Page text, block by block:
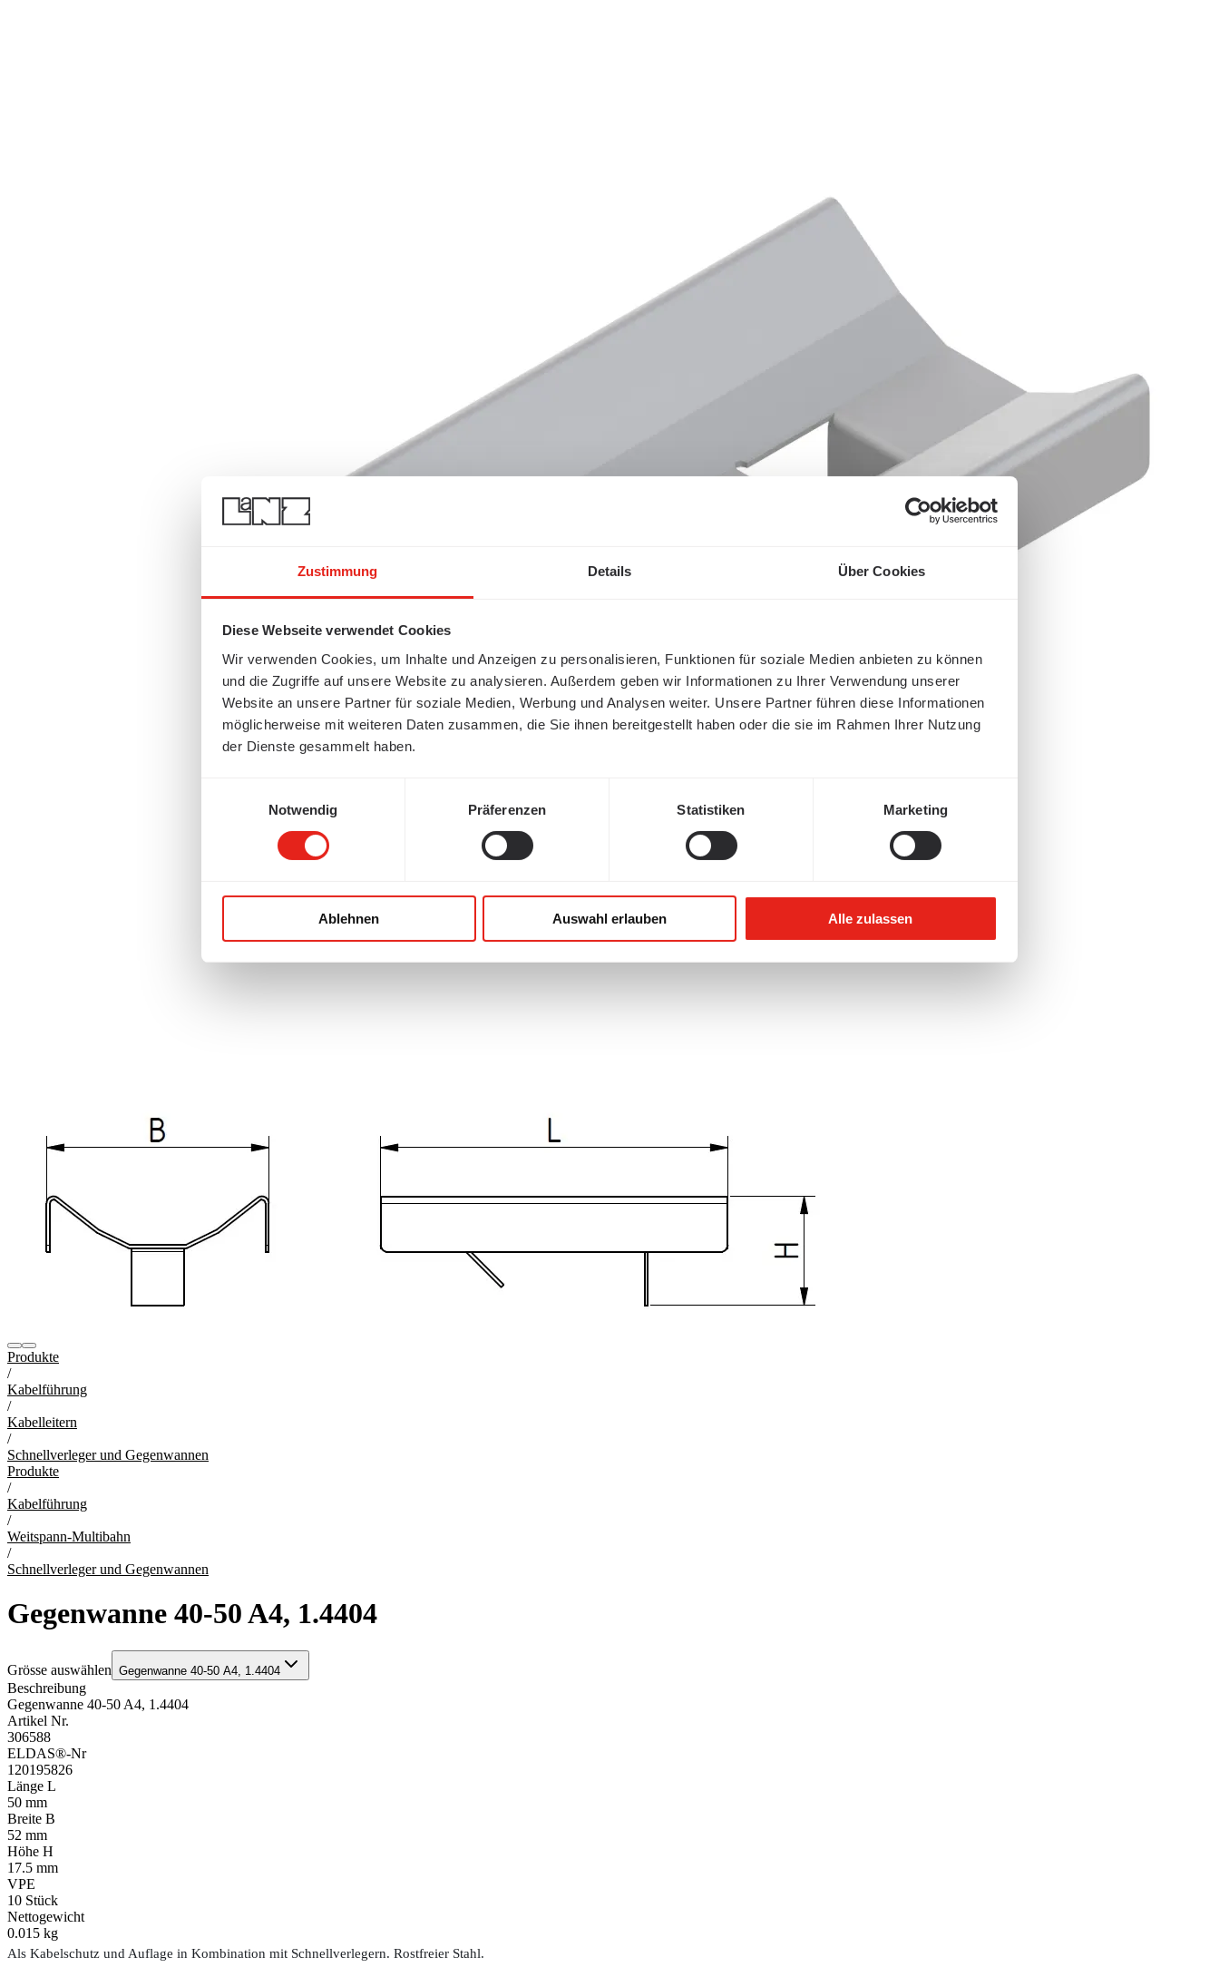
Zustimmung Details Über Cookies
Diese Webseite verwendet Cookies
Wir verwenden Cookies, um Inhalte und Anzeigen zu personalisieren, Funktionen für soziale Medien anbieten zu können
und die Zugriffe auf unsere Website zu analysieren. Außerdem geben wir Informationen zu Ihrer Verwendung unserer
Website an unsere Partner für soziale Medien, Werbung und Analysen weiter. Unsere Partner führen diese Informationen
möglicherweise mit weiteren Daten zusammen, die Sie ihnen bereitgestellt haben oder die sie im Rahmen Ihrer Nutzung
der Dienste gesammelt haben.
Notwendig
Präferenzen Statistiken Marketing
Ablehnen Auswahl erlauben Alle zulassen
Produkte
/
Kabelführung
/
Kabelleitern
/
Schnellverleger und Gegenwannen
Produkte
/
Kabelführung
/
Weitspann-Multibahn
/
Schnellverleger und Gegenwannen
Gegenwanne 40-50 A4, 1.4404
Grösse auswählen Gegenwanne 40-50 A4, 1.4404
Beschreibung
Gegenwanne 40-50 A4, 1.4404
Artikel Nr.
306588
ELDAS®-Nr
120195826
Länge L
50 mm
Breite B
52 mm
Höhe H
17.5 mm
VPE
10 Stück
Nettogewicht
0.015 kg
Als Kabelschutz und Auflage in Kombination mit Schnellverlegern. Rostfreier Stahl.